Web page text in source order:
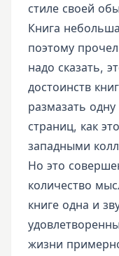
стиле своей
Книга
поэтому
надо сказать,
достоинств
размазать
страниц, как
западными
Но это
количество
книге одна и
жизни